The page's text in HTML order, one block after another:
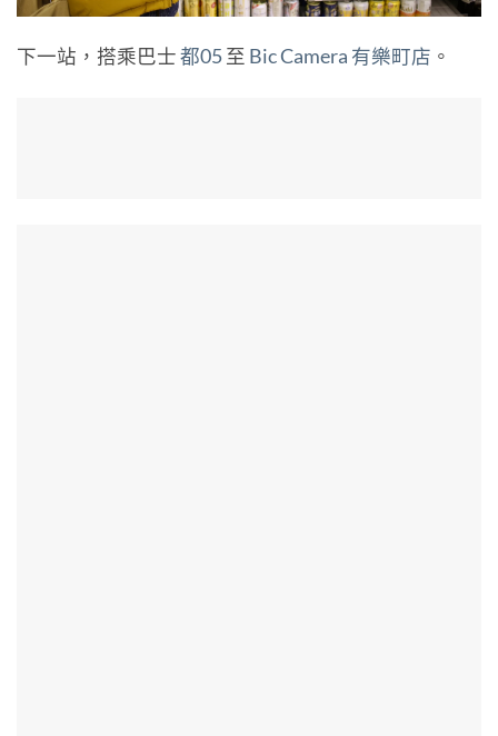
下一站，搭乘巴士都05至 Bic Camera 有樂町店 。